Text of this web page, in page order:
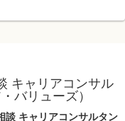
キャリアコンサル
バリューズ）
キャリアコンサルタン